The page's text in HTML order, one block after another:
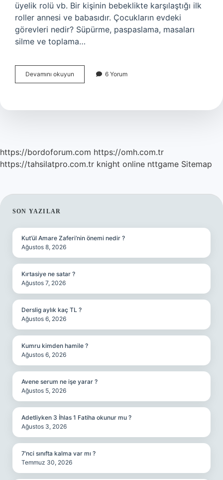
üyelik rolü vb. Bir kişinin bebeklikte karşılaştığı ilk
roller annesi ve babasıdır. Çocukların evdeki
görevleri nedir? Süpürme, paspaslama, masaları
silme ve toplama…
Devamını okuyun
Çocuğun
Nedir
6 Yorum
https://bordoforum.com https://omh.com.tr
https://tahsilatpro.com.tr knight online nttgame Sitemap
SIDEBAR
SON YAZILAR
Kut’ül Amare Zaferi’nin önemi nedir ?
Ağustos 8, 2026
Kırtasiye ne satar ?
Ağustos 7, 2026
Derslig aylık kaç TL ?
Ağustos 6, 2026
Kumru kimden hamile ?
Ağustos 6, 2026
Avene serum ne işe yarar ?
Ağustos 5, 2026
Adetliyken 3 İhlas 1 Fatiha okunur mu ?
Ağustos 3, 2026
7’nci sınıfta kalma var mı ?
Temmuz 30, 2026